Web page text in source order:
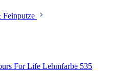
Feinputze
For Life Lehmfarbe 535